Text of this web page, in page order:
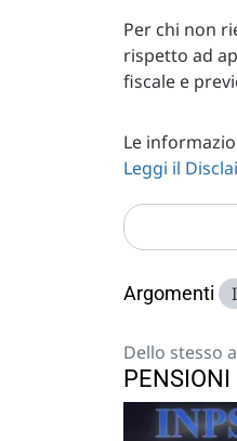
Per chi non
rispetto ad
fiscale e
Le
Leggi il
Argomenti
Dello stesso
PENSIONI